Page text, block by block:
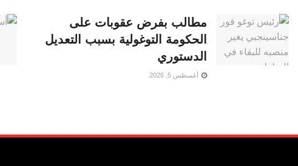
مطالب بفرض عقوبات على
الحكومة التوغولية بسبب التعديل
الدستوري
أغسطس 5, 2026